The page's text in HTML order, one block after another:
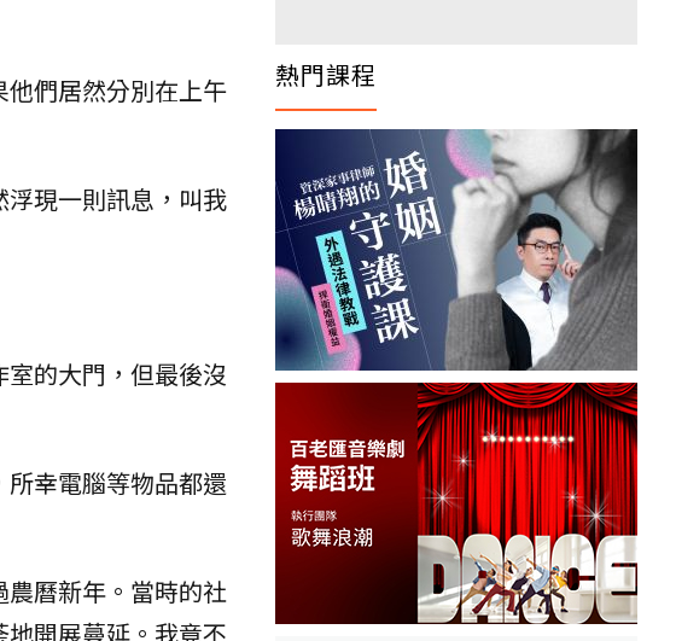
們居然分別在上午
現一則訊息，叫我
的大門，但最後沒
幸電腦等物品都還
曆新年。當時的社
開展蔓延。我竟不
熱門課程